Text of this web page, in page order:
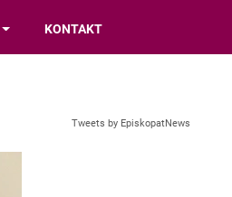
KONTAKT
Tweets by EpiskopatNews